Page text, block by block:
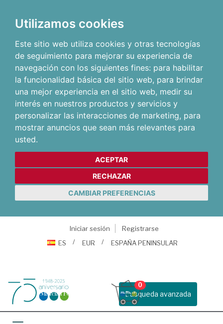
Utilizamos cookies
Este sitio web utiliza cookies y otras tecnologías
de seguimiento para mejorar su experiencia de
navegación con los siguientes fines: para habilitar
la funcionalidad básica del sitio web, para brindar
una mejor experiencia en el sitio web, medir su
interés en nuestros productos y servicios y
personalizar las interacciones de marketing, para
mostrar anuncios que sean más relevantes para
usted.
ACEPTAR
RECHAZAR
CAMBIAR PREFERENCIAS
Iniciar sesión
Registrarse
ES
EUR ESPAÑA PENINSULAR
Busqueda avanzada
0